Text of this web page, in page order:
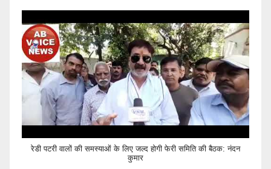
रेडी पटरी वालों की समस्याओं के लिए जल्द होगी फेरी समिति की बैठक: नंदन
कुमार